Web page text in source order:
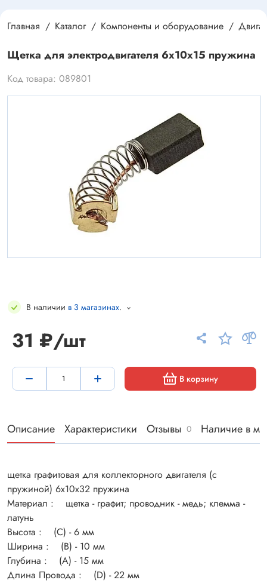
Главная Каталог Компоненты и оборудование
Щетка для электродвигателя 6x10x15 пружина
Код товара: 089801
В наличии в 3 магазинах.
31 ₽/шт
В корзину
Описание Характеристики Отзывы 0 Наличие в
щетка графитовая для коллекторного двигателя (с
пружиной) 6x10x32 пружина
Материал : щетка - графит; проводник - медь; клемма -
латунь
Высота : (C) - 6 мм
Ширина : (B) - 10 мм
Глубина : (A) - 15 мм
Длина Провода : (D) - 22 мм